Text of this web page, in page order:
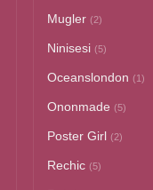
Mugler (2)
Ninisesi (5)
Oceanslondon (1)
Ononmade (5)
Poster Girl (2)
Rechic (5)